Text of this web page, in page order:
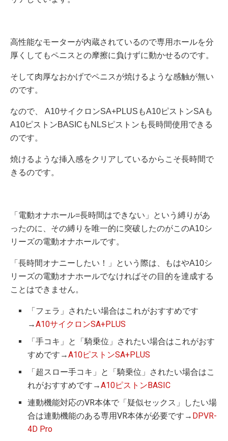
高性能なモーターが内蔵されているので専用ホールを分
厚くしてもペニスとの摩擦に負けずに動かせるのです。
そして肉厚なおかげでペニスが焼けるような感触が無い
のです。
なので、 A10サイクロンSA+PLUSもA10ピストンSAも
A10ピストンBASICもNLSピストンも長時間使用できる
のです。
焼けるような挿入感をクリアしているからこそ長時間で
きるのです。
「電動オナホール=長時間はできない」という縛りがあ
ったのに、その縛りを唯一的に突破したのがこのA10シ
リーズの電動オナホールです。
「長時間オナニーしたい！」という際は、もはやA10シ
リーズの電動オナホールでなければその目的を達成する
ことはできません。
「フェラ」されたい場合はこれがおすすめです
→A10サイクロンSA+PLUS
「手コキ」と「騎乗位」されたい場合はこれがおす
すめです→A10ピストンSA+PLUS
「超スロー手コキ」と「騎乗位」されたい場合はこ
れがおすすめです→A10ピストンBASIC
連動機能対応のVR本体で「疑似セックス」したい場
合は連動機能のある専用VR本体が必要です→ DPVR-
4D Pro